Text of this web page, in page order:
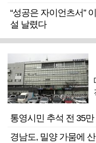
“성공은 자이언츠서”
설 날렸다
통영시민 추석 전 35
경남도, 밀양 가뭄에